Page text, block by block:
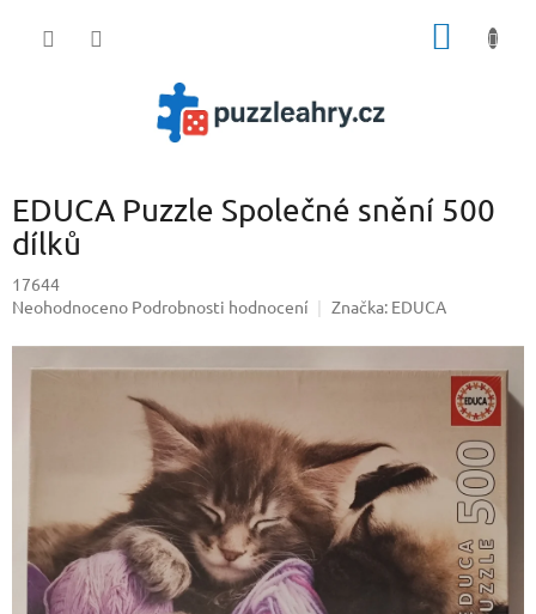
EDUCA Puzzle Společné snění 500
dílků
17644
Průměrné
produktu
Neohodnoceno Podrobnosti hodnocení Značka: EDUCA